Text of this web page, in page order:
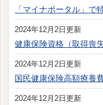
「マイナポータル」で
2024年12月2日更新
健康保険資格（取得喪
2024年12月2日更新
国民健康保険高額療養
2024年12月2日更新